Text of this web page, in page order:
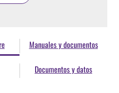
Manuales y documentos
Documentos y datos